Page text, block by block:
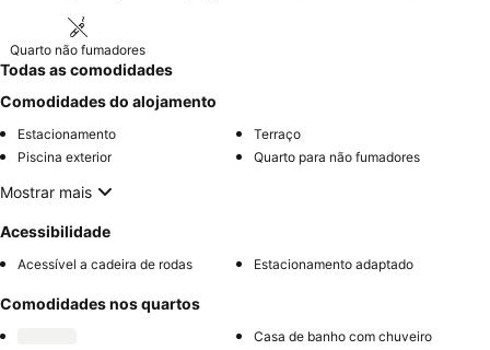
Quarto não fumadores
Todas as comodidades
Comodidades do alojamento
Estacionamento
Terraço
Piscina exterior
Quarto para não fumadores
Mostrar mais
Acessibilidade
Acessível a cadeira de rodas Estacionamento adaptado
Comodidades nos quartos
Casa de banho com chuveiro